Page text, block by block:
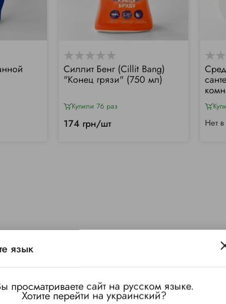
Силлит Бенг (Cillit Bang)
"Конец грязи" (750 мл)
Купили 76 раз
174 грн/шт Нет
язык
просматриваете сайт на русском языке.
Хотите перейти на украинский?